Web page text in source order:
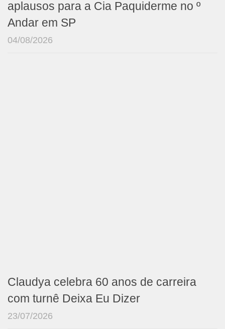
aplausos para a Cia Paquiderme no º
Andar em SP
04/08/2026
Claudya celebra 60 anos de carreira
com turnê Deixa Eu Dizer
23/07/2026